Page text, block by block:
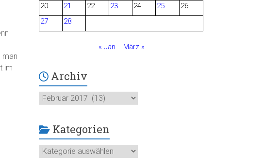
man
im
o
k
20
21 22 23 24 25
26
27
28
« Jan. März »
Archiv
Archiv
Kategorien
Kategorien